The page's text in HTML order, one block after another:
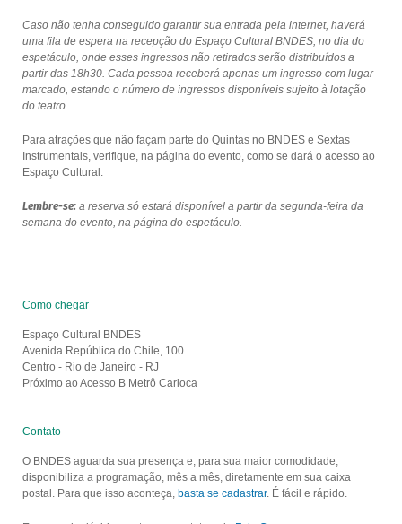
Caso não tenha conseguido garantir sua entrada pela internet, haverá
uma fila de espera na recepção do Espaço Cultural BNDES, no dia do
espetáculo, onde esses ingressos não retirados serão distribuídos a
partir das 18h30. Cada pessoa receberá apenas um ingresso com lugar
marcado, estando o número de ingressos disponíveis sujeito à lotação
do teatro.
Para atrações que não façam parte do Quintas no BNDES e Sextas
Instrumentais, verifique, na página do evento, como se dará o acesso ao
Espaço Cultural.
Lembre-se:a reserva só estará disponível a partir da segunda-feira da
semana do evento, na página do espetáculo.
Como chegar
Espaço Cultural BNDES
Avenida República do Chile, 100
Centro - Rio de Janeiro - RJ
Próximo ao Acesso B Metrô Carioca
Contato
O BNDES aguarda sua presença e, para sua maior comodidade,
disponibiliza a programação, mês a mês, diretamente em sua caixa
postal. Para que isso aconteça, basta se cadastrar. É fácil e rápido.